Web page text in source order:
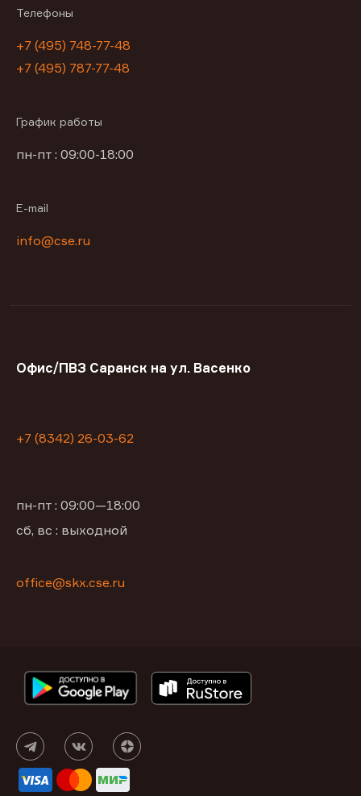
Телефоны
+7 (495) 748-77-48
+7 (495) 787-77-48
График работы
пн-пт : 09:00-18:00
E-mail
info@cse.ru
Офис/ПВЗ Саранск на ул. Васенко
+7 (8342) 26-03-62
пн-пт : 09:00—18:00
сб, вс : выходной
office@skx.cse.ru